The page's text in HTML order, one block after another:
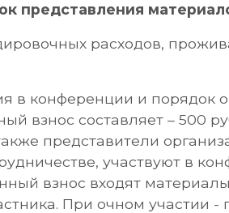
представления
расходов,
в конференции и порядок
взнос составляет – 500
представители
участвуют в
взнос входят
При очном участии